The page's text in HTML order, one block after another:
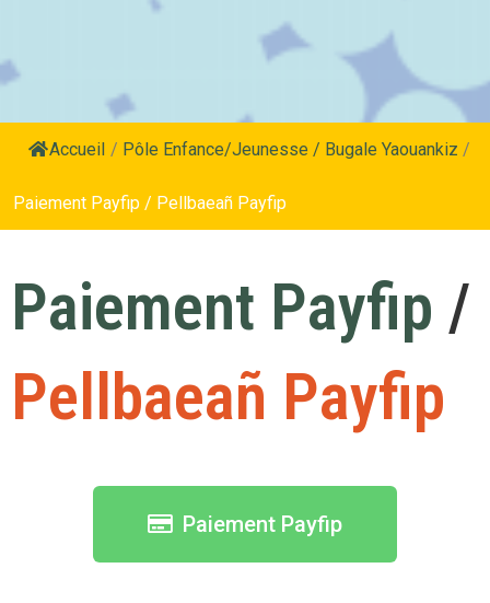
Accueil / Pôle Enfance/Jeunesse / Bugale Yaouankiz /
Paiement Payfip / Pellbaeañ Payfip
Paiement Payfip /
Pellbaeañ Payfip
Paiement Payfip